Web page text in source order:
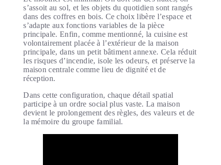
s’assoit au sol, et les objets du quotidien sont rangés
dans des coffres en bois. Ce choix libère l’espace et
s’adapte aux fonctions variables de la pièce
principale. Enfin, comme mentionné, la cuisine est
volontairement placée à l’extérieur de la maison
principale, dans un petit bâtiment annexe. Cela réduit
les risques d’incendie, isole les odeurs, et préserve la
maison centrale comme lieu de dignité et de
réception.
Dans cette configuration, chaque détail spatial
participe à un ordre social plus vaste. La maison
devient le prolongement des règles, des valeurs et de
la mémoire du groupe familial.